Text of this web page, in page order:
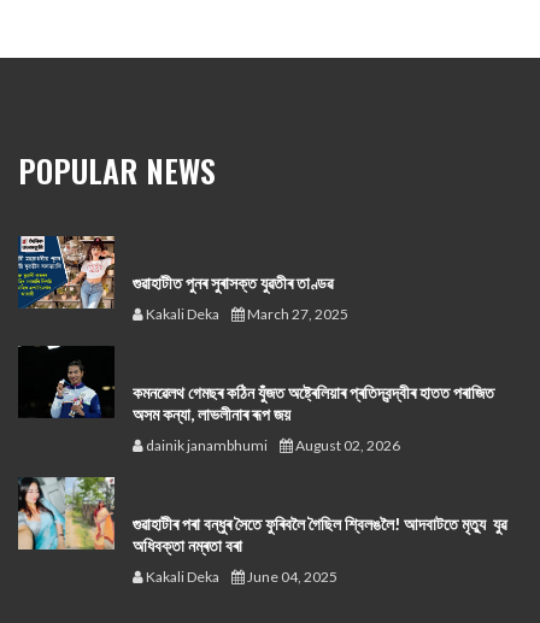
POPULAR NEWS
গুৱাহাটীত পুনৰ সুৰাসক্ত যুৱতীৰ তাণ্ডৱ
Kakali Deka March 27, 2025
কমনৱেলথ গেমছৰ কঠিন যুঁজত অষ্ট্ৰেলিয়াৰ প্ৰতিদ্বন্দ্বীৰ হাতত পৰাজিত
অসম কন্যা, লাভলীনাৰ ৰূপ জয়
dainik janambhumi August 02, 2026
গুৱাহাটীৰ পৰা বন্ধুৰ সৈতে ফুৰিবলৈ গৈছিল শ্বিলঙলৈ! আদবাটতে মৃত্যু যুৱ
অধিবক্তা নম্ৰতা বৰা
Kakali Deka June 04, 2025